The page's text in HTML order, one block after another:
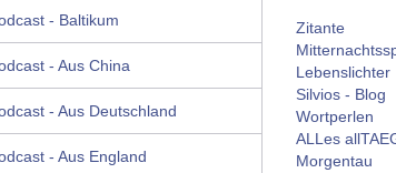
- Baltikum
- Aus China
- Aus Deutschland
- Aus England
Zitante
Lebenslichter
Silvios - Blog
Wortperlen
ALLes
Morgentau